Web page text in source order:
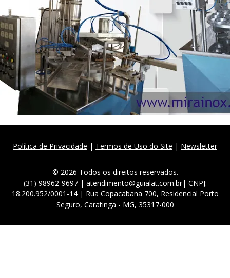
Política de Privacidade | Termos de Uso do Site | Newsletter
© 2026 Todos os direitos reservados.
(31) 98962-9697 | atendimento@guialat.com.br| CNPJ:
18.200.952/0001-14 | Rua Copacabana 700, Residencial Porto
Seguro, Caratinga - MG, 35317-000